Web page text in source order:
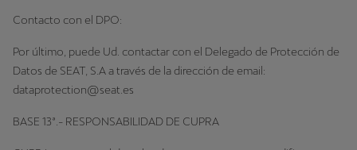
Contacto con el DPO:
Por último, puede Ud. contactar con el Delegado de Protección de
Datos de SEAT, S.A a través de la dirección de email:
dataprotection@seat.es
BASE 13ª.- RESPONSABILIDAD DE CUPRA